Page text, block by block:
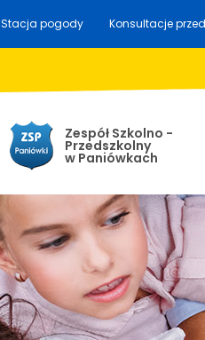
Stacja pogody Konsultacje
Zespół Szkolno -
Przedszkolny
w Paniówkach